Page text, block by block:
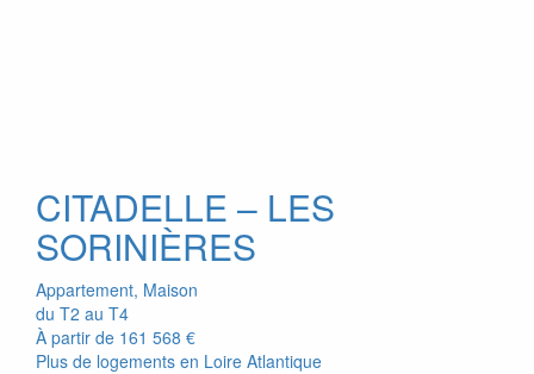
CITADELLE – LES
SORINIÈRES
Appartement, Maison
du T2 au T4
À partir de 161 568 €
Plus de logements en Loire Atlantique